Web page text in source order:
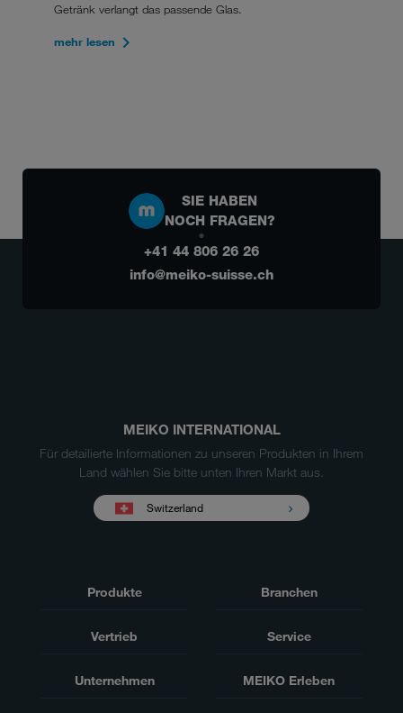
Getränk verlangt das passende Glas.
mehr lesen
SIE HABEN
NOCH FRAGEN?
+41 44 806 26 26
info@meiko-suisse.ch
MEIKO INTERNATIONAL
Für detailierte Informationen zu unseren Produkten in Ihrem
Land wählen Sie bitte unten Ihren Markt aus.
Switzerland
Produkte Branchen
Vertrieb Service
Unternehmen MEIKO Erleben